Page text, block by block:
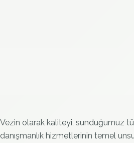
Vezin olarak kaliteyi, sunduğumuz
danışmanlık hizmetlerinin temel